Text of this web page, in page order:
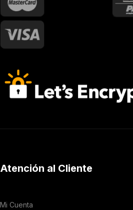
Atención al Cliente
Mi Cuenta